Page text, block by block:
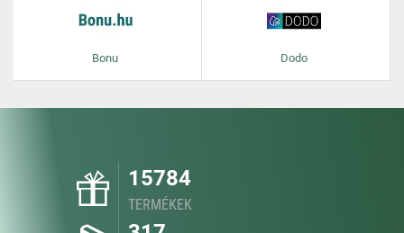
Bonu Dodo
15784
TERMÉKEK